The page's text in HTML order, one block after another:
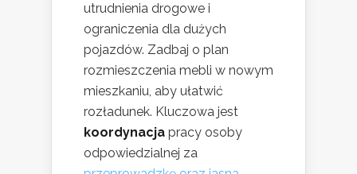
utrudnienia drogowe i
ograniczenia dla dużych
pojazdów. Zadbaj o plan
rozmieszczenia mebli w nowym
mieszkaniu, aby ułatwić
rozładunek. Kluczowa jest
koordynacja pracy osoby
odpowiedzialnej za